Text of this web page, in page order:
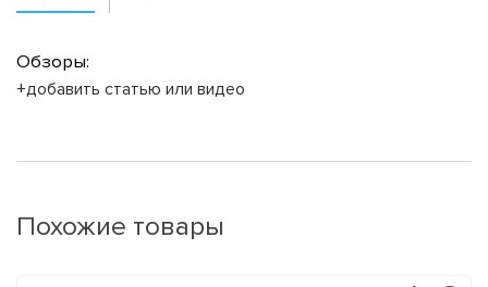
Обзоры:
+добавить статью или видео
Похожие товары